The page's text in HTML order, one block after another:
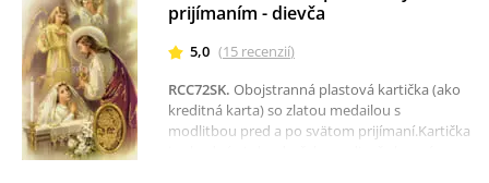
prijímaním - dievča
5,0 (15 recenzií)
RCC72SK. Obojstranná plastová kartička (ako
kreditná karta) so zlatou medailou s
modlitbou pred a po svätom prijímaní.Kartička